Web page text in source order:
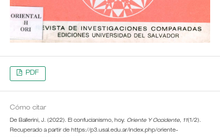
PDF
Cómo citar
De Ballerini, J. (2022). El confucianismo, hoy. Oriente Y Occidente, 11(1/2).
Recuperado a partir de https://p3.usal.edu.ar/index.php/oriente-